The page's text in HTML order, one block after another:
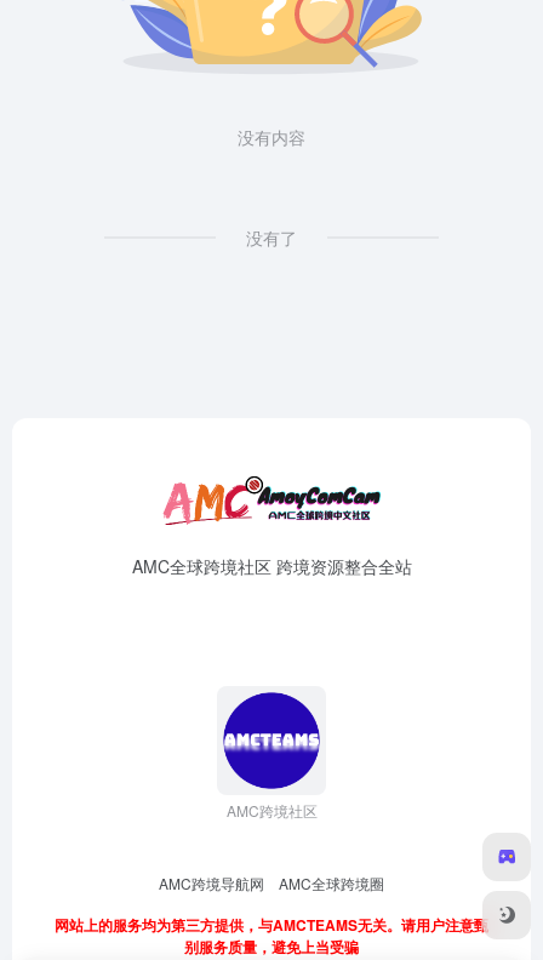
没有内容
没有了
AMC全球跨境社区 跨境资源整合全站
AMC跨境社区
AMC跨境导航网 AMC全球跨境圈
网站上的服务均为第三方提供，与AMCTEAMS无关。请用户注意甄
别服务质量，避免上当受骗